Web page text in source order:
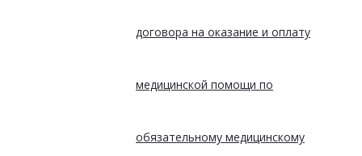
договора на оказание и оплату
медицинской помощи по
обязательному медицинскому